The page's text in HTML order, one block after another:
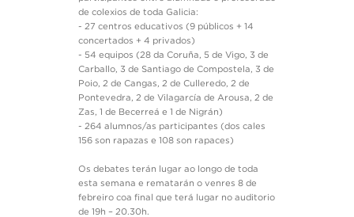
de colexios de toda Galicia:
- 27 centros educativos (9 públicos + 14
concertados + 4 privados)
- 54 equipos (28 da Coruña, 5 de Vigo, 3 de
Carballo, 3 de Santiago de Compostela, 3 de
Poio, 2 de Cangas, 2 de Culleredo, 2 de
Pontevedra, 2 de Vilagarcía de Arousa, 2 de
Zas, 1 de Becerreá e 1 de Nigrán)
- 264 alumnos/as participantes (dos cales
156 son rapazas e 108 son rapaces)
Os debates terán lugar ao longo de toda
esta semana e rematarán o venres 8 de
febreiro coa final que terá lugar no auditorio
de 19h – 20.30h.